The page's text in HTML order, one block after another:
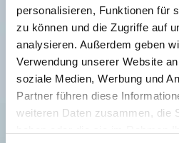
personalisieren, Funktionen für
zu können und die Zugriffe auf
analysieren. Außerdem geben
Verwendung unserer Website
soziale Medien, Werbung und
Partner führen diese
weiteren Daten zusammen, die
Imprägnierung von Steinböden:
Nano-Effekt-Imprägnierung an!
Nano-Effekt-Imprägnierung
sehr gute Imprägnierung auf Basis
Wirkstoffe. Diese sind
externes deutsches Prüfinstitut